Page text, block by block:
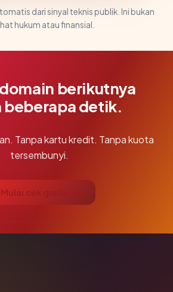
dari sinyal teknis publik. Ini bukan
hukum atau finansial.
berikutnya
beberapa detik.
Tanpa kartu kredit. Tanpa kuota
tersembunyi.
Mulai cek gratis →